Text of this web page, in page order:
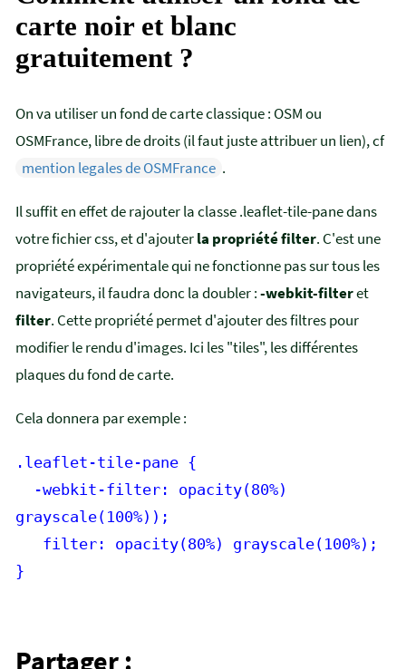
carte noir et blanc
gratuitement ?
On va utiliser un fond de carte classique : OSM ou
OSMFrance, libre de droits (il faut juste attribuer un lien), cf
mention legales de OSMFrance .
Il suffit en effet de rajouter la classe .leaflet-tile-pane dans
votre fichier css, et d'ajouterla propriété filter. C'est une
propriété expérimentale qui ne fonctionne pas sur tous les
navigateurs, il faudra donc la doubler :-webkit-filteret
filter. Cette propriété permet d'ajouter des filtres pour
modifier le rendu d'images. Ici les "tiles", les différentes
plaques du fond de carte.
Cela donnera par exemple :
.leaflet-tile-pane {
-webkit-filter: opacity(80%)
grayscale(100%));
filter: opacity(80%) grayscale(100%);
}
Partager :